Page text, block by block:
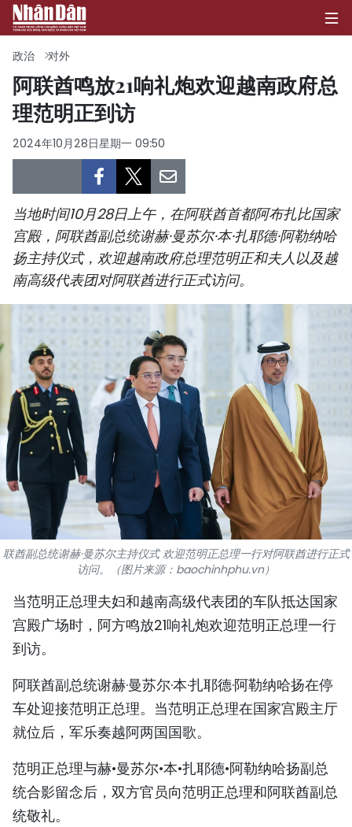
首页
政治
经济
社会
环保
体育
国际
旅游
友谊桥梁
史海
多功能媒体
图表新闻
图库
视频
人民报社简介
TIẾNG VIỆT
ENGLISH
FRANÇAIS
政治 对外
阿联酋鸣放21响礼炮欢迎越南政府总
理范明正到访
2024年10月28日星期一 09:50
当地时间10月28日上午，在阿联酋首都阿布扎比国家
宫殿，阿联酋副总统谢赫·曼苏尔·本·扎耶德·阿勒纳哈
扬主持仪式，欢迎越南政府总理范明正和夫人以及越
南高级代表团对阿联酋进行正式访问。
联酋副总统谢赫·曼苏尔主持仪式 欢迎范明正总理一行对阿联酋进行正式
访问。（图片来源：baochinhphu.vn）
当范明正总理夫妇和越南高级代表团的车队抵达国家
宫殿广场时，阿方鸣放21响礼炮欢迎范明正总理一行
到访。
阿联酋副总统谢赫·曼苏尔·本·扎耶德·阿勒纳哈扬在停
车处迎接范明正总理。当范明正总理在国家宫殿主厅
就位后，军乐奏越阿两国国歌。
范明正总理与赫•曼苏尔•本•扎耶德•阿勒纳哈扬副总
统合影留念后，双方官员向范明正总理和阿联酋副总
统敬礼。